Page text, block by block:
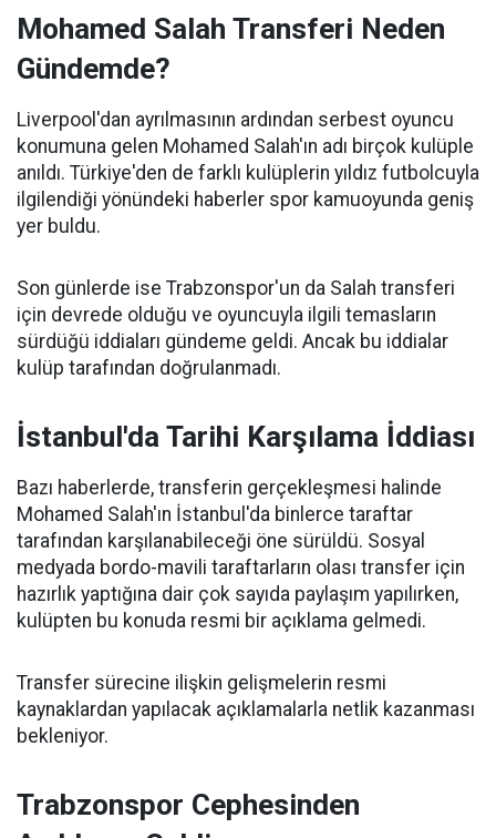
Mohamed Salah Transferi Neden
Gündemde?
Liverpool'dan ayrılmasının ardından serbest oyuncu
konumuna gelen Mohamed Salah'ın adı birçok kulüple
anıldı. Türkiye'den de farklı kulüplerin yıldız futbolcuyla
ilgilendiği yönündeki haberler spor kamuoyunda geniş
yer buldu.
Son günlerde ise Trabzonspor'un da Salah transferi
için devrede olduğu ve oyuncuyla ilgili temasların
sürdüğü iddiaları gündeme geldi. Ancak bu iddialar
kulüp tarafından doğrulanmadı.
İstanbul'da Tarihi Karşılama İddiası
Bazı haberlerde, transferin gerçekleşmesi halinde
Mohamed Salah'ın İstanbul'da binlerce taraftar
tarafından karşılanabileceği öne sürüldü. Sosyal
medyada bordo-mavili taraftarların olası transfer için
hazırlık yaptığına dair çok sayıda paylaşım yapılırken,
kulüpten bu konuda resmi bir açıklama gelmedi.
Transfer sürecine ilişkin gelişmelerin resmi
kaynaklardan yapılacak açıklamalarla netlik kazanması
bekleniyor.
Trabzonspor Cephesinden